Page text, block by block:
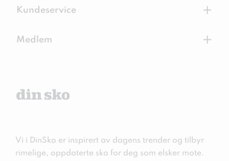
Kundeservice +
Medlem +
Vi i DinSko er inspirert av dagens trender og tilbyr
rimelige, oppdaterte sko for deg som elsker mote.